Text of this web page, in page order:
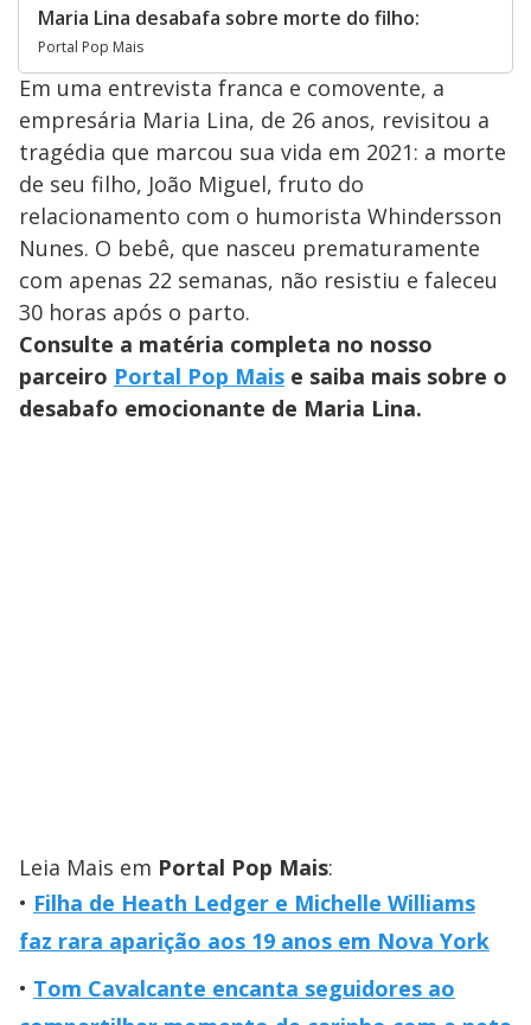
Maria Lina desabafa sobre morte do filho:
Portal Pop Mais
Em uma entrevista franca e comovente, a
empresária Maria Lina, de 26 anos, revisitou a
tragédia que marcou sua vida em 2021: a morte
de seu filho, João Miguel, fruto do
relacionamento com o humorista Whindersson
Nunes. O bebê, que nasceu prematuramente
com apenas 22 semanas, não resistiu e faleceu
30 horas após o parto.
Consulte a matéria completa no nosso
parceiro Portal Pop Mais e saiba mais sobre o
desabafo emocionante de Maria Lina.
Leia Mais em Portal Pop Mais:
Filha de Heath Ledger e Michelle Williams
faz rara aparição aos 19 anos em Nova York
Tom Cavalcante encanta seguidores ao